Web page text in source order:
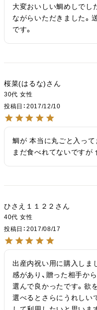
大変おいしい鯛めしでし
ながらいただきました。
です。
桜菜(はるな)
30代 女性
投稿日
2017/12/10
鯛が 本当に丸ごと入って
まだ食べれてないですが
ひさえ１１２２
40代 女性
投稿日
2017/08/17
出産内祝い用に購入しま
感があり、贈った相手か
選んで良かったです。欲
選べるとさらにうれしい